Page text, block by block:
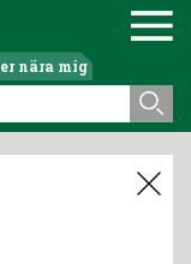
nära mig